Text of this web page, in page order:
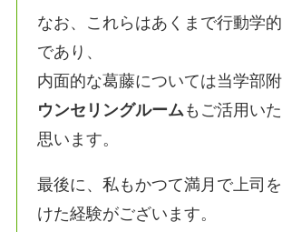
なお、これらはあくまで行動学
であり、
内面的な葛藤については当学部
ウンセリングルーム もご活用い
思います。
最後に、私もかつて満月で上司
けた経験がございます。